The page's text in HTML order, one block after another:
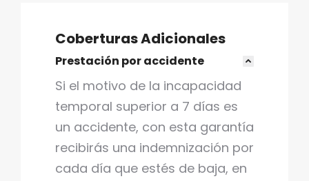
Coberturas Adicionales
Prestación por accidente
Si el motivo de la incapacidad
temporal superior a 7 días es
un accidente, con esta garantía
recibirás una indemnización por
cada día que estés de baja, en